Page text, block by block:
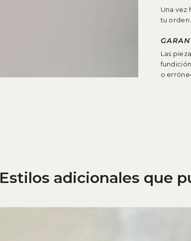
Una vez
tu orden.
Las
o
Estilos adicionales que